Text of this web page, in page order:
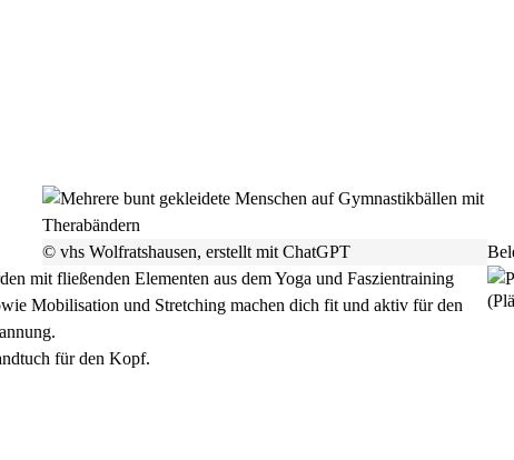
© vhs Wolfratshausen, erstellt mit ChatGPT
mit fließenden Elementen aus dem Yoga und Faszientraining
Mobilisation und Stretching machen dich fit und aktiv für den
für den Kopf.